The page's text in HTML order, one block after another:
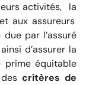
activités, la
aux assureurs
par l’assuré
d’assurer la
prime équitable
descritères de